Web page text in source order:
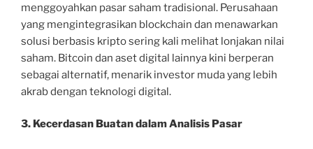
menggoyahkan pasar saham tradisional. Perusahaan
yang mengintegrasikan blockchain dan menawarkan
solusi berbasis kripto sering kali melihat lonjakan nilai
saham. Bitcoin dan aset digital lainnya kini berperan
sebagai alternatif, menarik investor muda yang lebih
akrab dengan teknologi digital.
3. Kecerdasan Buatan dalam Analisis Pasar